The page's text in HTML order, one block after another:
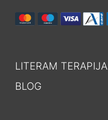
LITERAM TERAPIJA
BLOG